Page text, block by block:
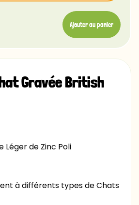
12,90 € -40%
Ajouter au panier
Gravée British
Léger de Zinc Poli
à différents types de Chats